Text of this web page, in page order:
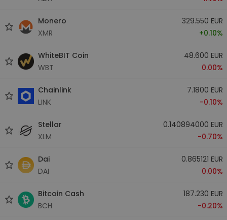
Monero
XMR
329.550 EUR
+0.10%
WhiteBIT Coin
WBT
48.600 EUR
0.00%
Chainlink
LINK
7.1800 EUR
-0.10%
Stellar
XLM
0.140894000 EUR
-0.70%
Dai
DAI
0.865121 EUR
0.00%
Bitcoin Cash
BCH
187.230 EUR
-0.20%